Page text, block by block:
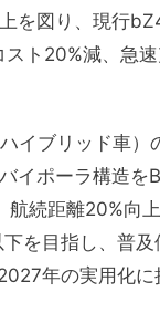
を図り、現行
ト20%減、急
イブリッド車）
イポーラ構造を
航続距離20%向
を目指し、普及
年の実用化に